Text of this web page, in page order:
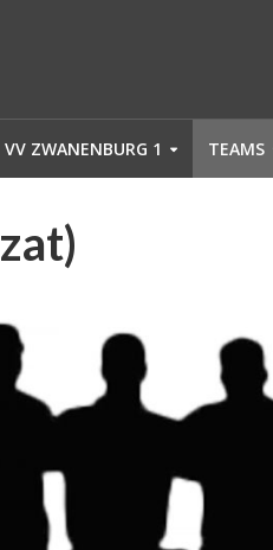
VV ZWANENBURG 1 TEAMS